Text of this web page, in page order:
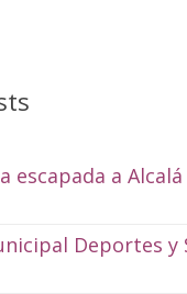
escapada a
Deportes y